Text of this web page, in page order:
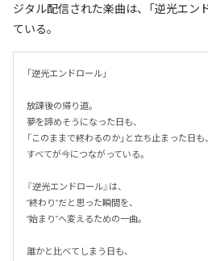
ジタル配信された楽曲は、「逆光エン
ている。
「逆光エンドロール」
放課後の帰り道。
夢を諦めそうになった日も、
「このままで終わるのか」と立ち止まった日も、
すべてが今につながっている。
『逆光エンドロール』は、
“終わり”だと思った瞬間を、
“始まり”へ変えるための一曲。
誰かと比べてしまう日も、